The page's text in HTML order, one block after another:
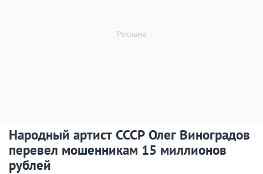
Народный артист СССР Олег Виноградов
перевел мошенникам 15 миллионов
рублей